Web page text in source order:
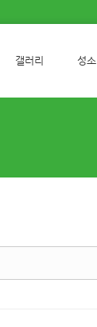
갤러리 성소